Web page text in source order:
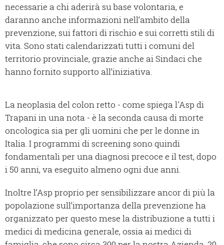
necessarie a chi aderirà su base volontaria, e
daranno anche informazioni nell’ambito della
prevenzione, sui fattori di rischio e sui corretti stili di
vita. Sono stati calendarizzati tutti i comuni del
territorio provinciale, grazie anche ai Sindaci che
hanno fornito supporto all’iniziativa.
La neoplasia del colon retto - come spiega l'Asp di
Trapani in una nota - è la seconda causa di morte
oncologica sia per gli uomini che per le donne in
Italia. I programmi di screening sono quindi
fondamentali per una diagnosi precoce e il test, dopo
i 50 anni, va eseguito almeno ogni due anni.
Inoltre l’Asp proprio per sensibilizzare ancor di più la
popolazione sull’importanza della prevenzione ha
organizzato per questo mese la distribuzione a tutti i
medici di medicina generale, ossia ai medici di